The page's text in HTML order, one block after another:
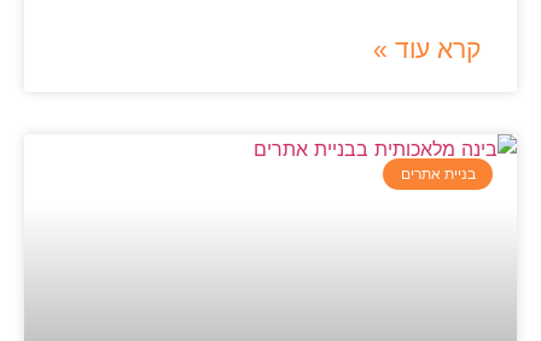
קרא עוד »
בניית אתרים